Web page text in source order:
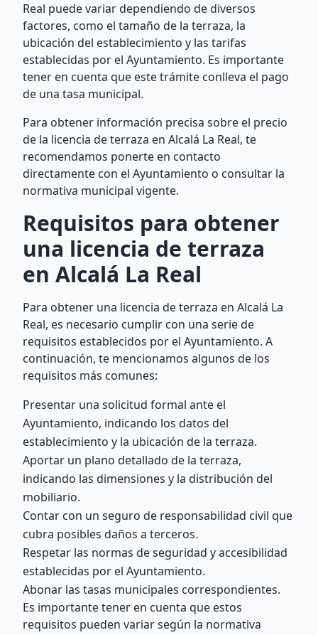
Real puede variar dependiendo de diversos
factores, como el tamaño de la terraza, la
ubicación del establecimiento y las tarifas
establecidas por el Ayuntamiento. Es importante
tener en cuenta que este trámite conlleva el pago
de una tasa municipal.
Para obtener información precisa sobre el precio
de la licencia de terraza en Alcalá La Real, te
recomendamos ponerte en contacto
directamente con el Ayuntamiento o consultar la
normativa municipal vigente.
Requisitos para obtener
una licencia de terraza
en Alcalá La Real
Para obtener una licencia de terraza en Alcalá La
Real, es necesario cumplir con una serie de
requisitos establecidos por el Ayuntamiento. A
continuación, te mencionamos algunos de los
requisitos más comunes:
Presentar una solicitud formal ante el
Ayuntamiento, indicando los datos del
establecimiento y la ubicación de la terraza.
Aportar un plano detallado de la terraza,
indicando las dimensiones y la distribución del
mobiliario.
Contar con un seguro de responsabilidad civil que
cubra posibles daños a terceros.
Respetar las normas de seguridad y accesibilidad
establecidas por el Ayuntamiento.
Abonar las tasas municipales correspondientes.
Es importante tener en cuenta que estos
requisitos pueden variar según la normativa